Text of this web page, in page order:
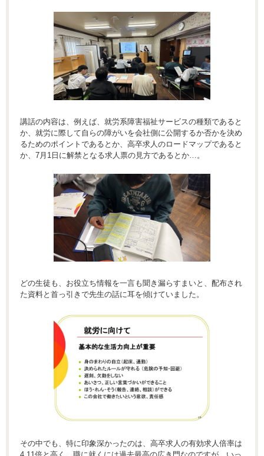
講話の内容は、例えば、就労系障害福祉サービスの種類であると
か、就労に際して自らの障がいを会社側に公開するか否かを決め
るためのポイントであるとか、高卒求人のロードマップであると
か、7月1日に解禁となる求人票の見方であるとか…。
どの生徒も、お役立ち情報を一言も聞き漏らすまいと、配布され
た資料と首っ引きで先生の話に耳を傾けていました。
その中でも、特に印象深かったのは、高卒求人の有効求人倍率は
4.11倍と高く、職に就くには過去最高の広き門なのですが、いっ